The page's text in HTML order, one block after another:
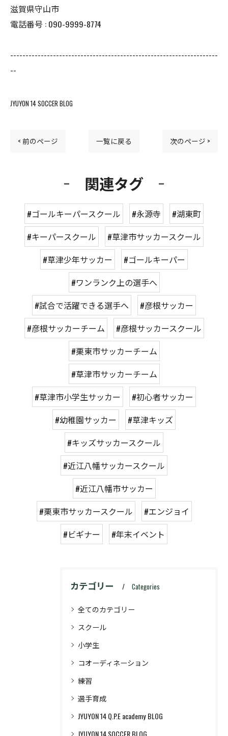
滋賀県守山市
電話番号 : 090-9999-8774
--------------------------------------------------------------------
--
JYUYON 14 SOCCER BLOG
< 前のページ 一覧に戻る 次のページ >
関連タグ
#ゴールキーパースクール #永源寺
#湖東町
#キーパースクール
#草津市サッカースクール
#草津少年サッカー
#ゴールキーパー
#ワンランク上の選手へ
#試合で活躍できる選手へ
#彦根サッカー
#彦根サッカーチーム
#彦根サッカースクール
#栗東市サッカーチーム
#草津市サッカーチーム
#草津市小学生サッカー
#初心者サッカー
#幼稚園サッカー
#草津キッズ
#キッズサッカースクール
#近江八幡サッカースクール
#近江八幡市サッカー
#栗東市サッカースクール
#エンジョイ
#ビギナー
#年末イベント
カテゴリー Categories
全てのカテゴリー
スクール
小学生
コオーディネーション
練習
選手育成
JYUYON 14 Q.P.E academy BLOG
JYUYON 14 SOCCER BLOG